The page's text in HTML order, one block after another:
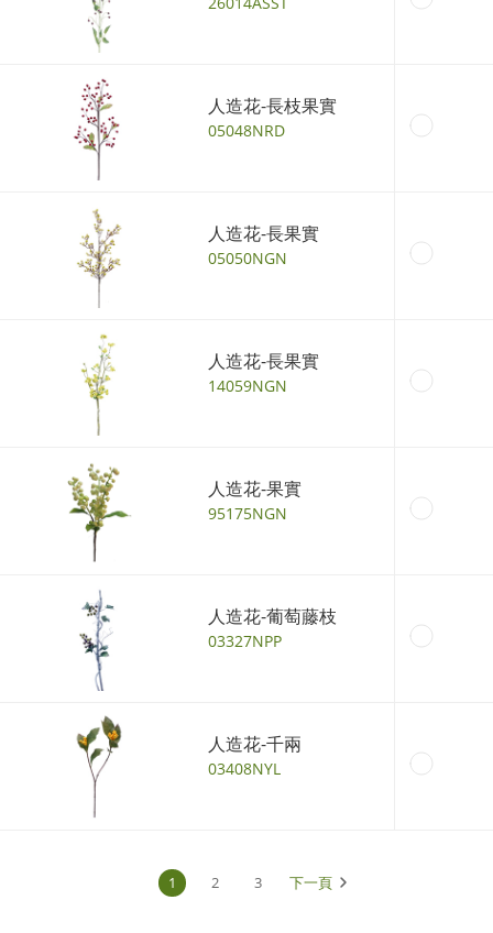
人造花-長枝果實
05048NRD
人造花-長果實
05050NGN
人造花-長果實
14059NGN
人造花-果實
95175NGN
人造花-葡萄藤枝
03327NPP
人造花-千兩
03408NYL
1 2 3 下一頁